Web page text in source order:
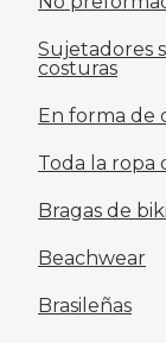
Sujetadores
costuras
En forma de
Toda la ropa
Bragas de
Beachwear
Brasileñas